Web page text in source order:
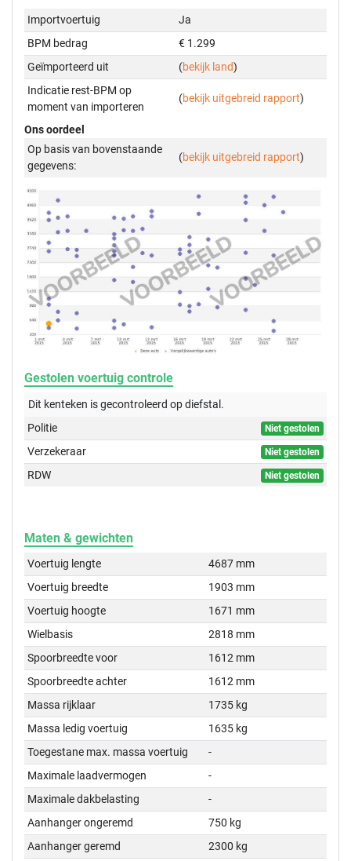
Importvoertuig
Ja
BPM bedrag
€ 1.299
Geïmporteerd uit
(bekijk land)
Indicatie rest-BPM op
moment van importeren
(bekijk uitgebreid rapport)
Ons oordeel
Op basis van bovenstaande
gegevens:
(bekijk uitgebreid rapport)
Gestolen voertuig controle
Dit kenteken is gecontroleerd opdiefstal.
Politie
Niet gestolen
Verzekeraar Niet gestolen
RDW Niet gestolen
Maten & gewichten
Voertuig lengte
4687 mm
Voertuig breedte
1903 mm
Voertuig hoogte
1671 mm
Wielbasis
2818 mm
Spoorbreedte voor
1612 mm
Spoorbreedte achter
1612 mm
Massa rijklaar
1735 kg
Massa ledig voertuig
1635 kg
Toegestane max. massa voertuig
-
Maximale laadvermogen
-
Maximale dakbelasting
-
Aanhanger ongeremd
750 kg
Aanhanger geremd
2300 kg